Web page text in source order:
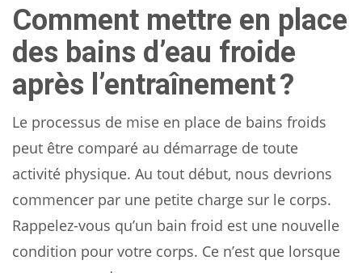
Comment mettre en place
des bains d’eau froide
après l’entraînement ?
Le processus de mise en place de bains froids
peut être comparé au démarrage de toute
activité physique. Au tout début, nous devrions
commencer par une petite charge sur le corps.
Rappelez-vous qu’un bain froid est une nouvelle
condition pour votre corps. Ce n’est que lorsque